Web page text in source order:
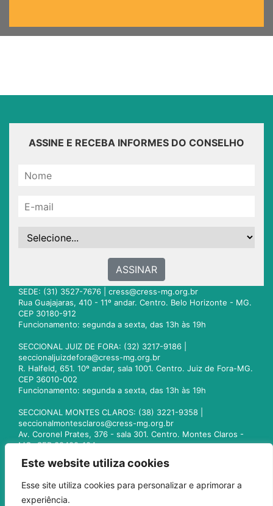
Este website utiliza cookies
Esse site utiliza cookies para personalizar e aprimorar a
experiência.
ASSINE E RECEBA INFORMES DO CONSELHO
ASSINAR
SEDE: (31) 3527-7676 | cress@cress-mg.org.br
Rua Guajajaras, 410 - 11º andar. Centro. Belo Horizonte - MG.
CEP 30180-912
Funcionamento: segunda a sexta, das 13h às 19h
SECCIONAL JUIZ DE FORA: (32) 3217-9186 |
seccionaljuizdefora@cress-mg.org.br
R. Halfeld, 651. 10º andar, sala 1001. Centro. Juiz de Fora-MG.
CEP 36010-002
Funcionamento: segunda a sexta, das 13h às 19h
SECCIONAL MONTES CLAROS: (38) 3221-9358 |
seccionalmontesclaros@cress-mg.org.br
Av. Coronel Prates, 376 - sala 301. Centro. Montes Claros -
MG. CEP 39400-104
seccionaluberlandia@cress-mg.org.br
Av. Afonso Pena, 547 - sala 101. Uberlândia - MG. CEP